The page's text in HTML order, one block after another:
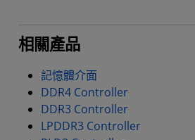
相關產品
記憶體介面
DDR4 Controller
DDR3 Controller
LPDDR3 Controller